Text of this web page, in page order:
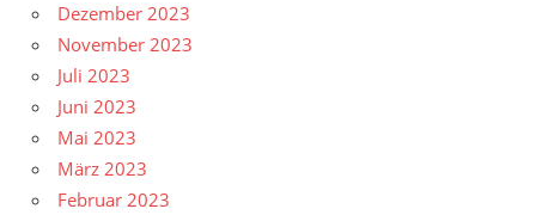
Dezember 2023
November 2023
Juli 2023
Juni 2023
Mai 2023
März 2023
Februar 2023